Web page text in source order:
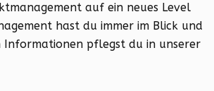
auf ein neues Level
hast du immer im Blick und
pflegst du in unserer